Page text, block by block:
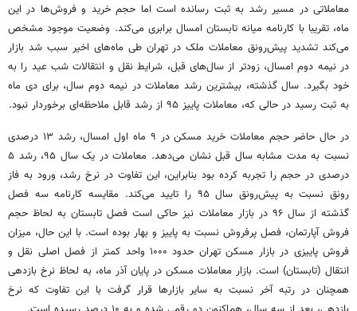
معاملاتی در مسیر رشد به ثبت رسانده است اما حجم خرید و فروش‌ها در این
ماه، تقریبا با کارنامه میانه تابستان امسال برابری می‌کند. وضعیت موجود مشخص
می‌کند تشدید پیش‌رونق معاملات ملک در تهران طی ماه‌های اخیر سبب شد بازار
در نیمه دوم امسال، زودتر از سال‌های قبل، شرایط نقل و انتقالات شب عید را به
خود بگیرد. سال گذشته، بیشترین رشد معاملات در نیمه دوم سال، برای دی ماه
به ثبت رسید در حالی که، معاملات پاییز ۹۵ از رشد قابل ملاحظه‌ای برخوردار نبود.
در حال حاضر حجم معاملات خرید مسکن در ۹ ماه اول امسال،‌ رشد ۱۳ درصدی
نسبت به مدت مشابه سال قبل نشان می‌دهد. معاملات در یک سال ۹۵، رشد ۵
درصدی در حجم را تجربه کرده بود بنابراین، این تفاوت در نرخ رشد، ورود به فاز
رونق نسبت به پیش‌رونق سال ۹۵ را تایید می‌کند. مقایسه کارنامه سه فصل
گذشته از سال ۹۶ در بازار معاملات نیز حاکی است فصل تابستان به لحاظ حجم
فروش آپارتمان، فصل پرفروش نسبت به پاییز و بهار بوده است. با این حال، میزان
فروش پاییزی در بازار مسکن تهران حدود ۱۰۰۰ واحد کمتر از فصل اصلی نقل و
انتقال (تابستان) است. بازار معاملات مسکن در پایان آذر ماه، به لحاظ نرخ بازدهی
همچنان در رتبه آخر نسبت به سایر بازارها قرار گرفت با این تفاوت که نرخ